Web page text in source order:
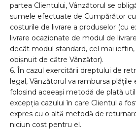
partea Clientului, Vânzătorul se
sumele efectuate de Cumpărător
costurile de livrare a produselor (cu
livrare ocazionate de modul de
decât modul standard, cel mai
obișnuit de către Vânzător).
6. În cazul exercitării dreptului de
legal, Vânzătorul va rambursa
folosind aceeași metodă de plată
excepția cazului în care Clientul a
expres cu o altă metodă de
niciun cost pentru el.